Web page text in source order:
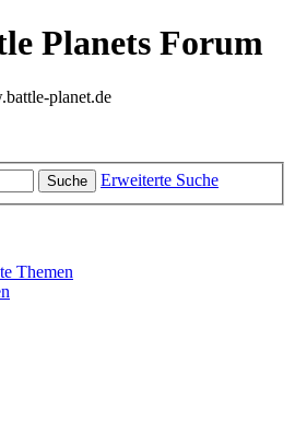
Planets Forum
planet.de
Suche Erweiterte Suche
Themen